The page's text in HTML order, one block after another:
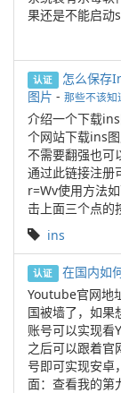
果还是不能启动
认证
怎么保存
图片 - 那些不该知
介绍一个下载
个网站下载ins
不需要翻强也可
通过此链接注
r=Wv使用方法
击上面三个点的
ins
认证 在国内如
Youtube官网地
国被墙了，如
账号可以实现看
之后可以跟着官
号即可实现安卓
面：查看我的第